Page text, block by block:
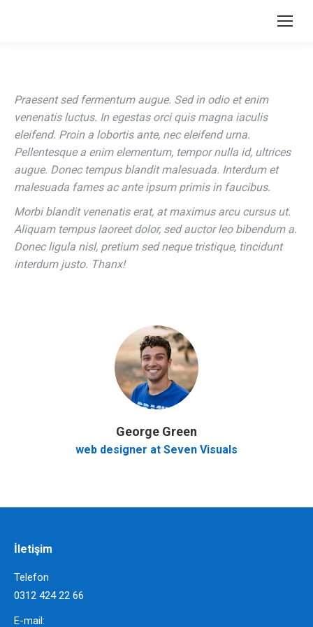
Search:
Praesent sed fermentum augue. Sed in odio et enim
venenatis luctus. In egestas orci quis magna iaculis
eleifend. Proin a lobortis ante, nec eleifend urna.
Pellentesque a enim elementum, tempor nulla id, ultrices
augue. Donec tempus blandit malesuada. Interdum et
malesuada fames ac ante ipsum primis in faucibus.
Morbi blandit venenatis erat, at maximus arcu cursus ut.
Aliquam tempus laoreet dolor, sed auctor leo bibendum a.
Donec ligula nisl, pretium sed neque tristique, tincidunt
interdum justo. Thanx!
George Green
web designer at Seven Visuals
İletişim
Telefon
0312 424 22 66
E-mail: